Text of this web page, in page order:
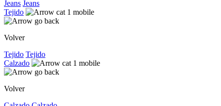
Jeans Jeans
Tejido
Volver
Tejido Tejido
Calzado
Volver